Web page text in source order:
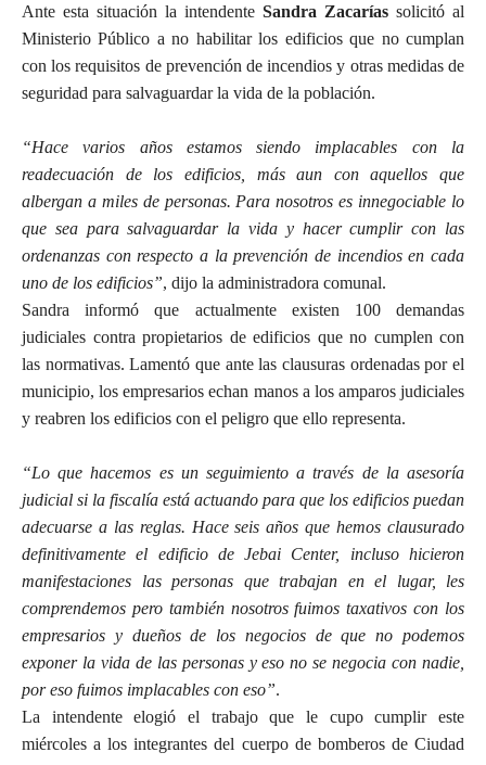
Ante esta situación la intendente Sandra Zacarías solicitó al
Ministerio Público a no habilitar los edificios que no cumplan
con los requisitos de prevención de incendios y otras medidas de
seguridad para salvaguardar la vida de la población.
“Hace varios años estamos siendo implacables con la
readecuación de los edificios, más aun con aquellos que
albergan a miles de personas. Para nosotros es innegociable lo
que sea para salvaguardar la vida y hacer cumplir con las
ordenanzas con respecto a la prevención de incendios en cada
uno de los edificios”, dijo la administradora comunal.
Sandra informó que actualmente existen 100 demandas
judiciales contra propietarios de edificios que no cumplen con
las normativas. Lamentó que ante las clausuras ordenadas por el
municipio, los empresarios echan manos a los amparos judiciales
y reabren los edificios con el peligro que ello representa.
“Lo que hacemos es un seguimiento a través de la asesoría
judicial si la fiscalía está actuando para que los edificios puedan
adecuarse a las reglas. Hace seis años que hemos clausurado
definitivamente el edificio de Jebai Center, incluso hicieron
manifestaciones las personas que trabajan en el lugar, les
comprendemos pero también nosotros fuimos taxativos con los
empresarios y dueños de los negocios de que no podemos
exponer la vida de las personas y eso no se negocia con nadie,
por eso fuimos implacables con eso”.
La intendente elogió el trabajo que le cupo cumplir este
miércoles a los integrantes del cuerpo de bomberos de Ciudad